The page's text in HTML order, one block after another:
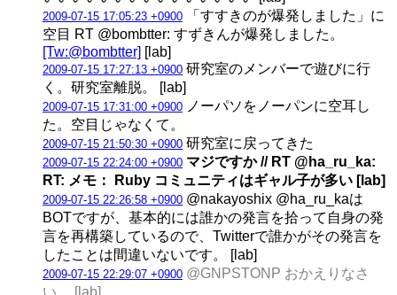
2009-07-15 17:05:23 +0900 「すすきのが爆発しました」に
空目 RT @bombtter: すずきんが爆発しました。
[Tw:@bombtter] [lab]
2009-07-15 17:27:13 +0900 研究室のメンバーで遊びに行
く。研究室離脱。 [lab]
2009-07-15 17:31:00 +0900 ノーパソをノーパンに空耳し
た。空目じゃなくて。
2009-07-15 21:50:30 +0900 研究室に戻ってきた
2009-07-15 22:24:00 +0900 マジですか // RT @ha_ru_ka:
RT: メモ： Ruby コミュニティはギャル子が多い [lab]
2009-07-15 22:26:58 +0900 @nakayoshix @ha_ru_kaは
BOTですが、基本的には誰かの発言を拾って自身の発
言を再構築しているので、Twitterで誰かがその発言を
したことは間違いないです。 [lab]
2009-07-15 22:29:07 +0900 @GNPSTONP おかえりなさ
い。 [lab]